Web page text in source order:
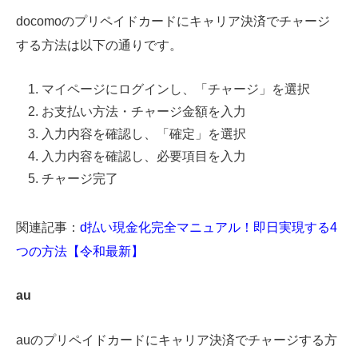
docomoのプリペイドカードにキャリア決済でチャージ
する方法は以下の通りです。
マイページにログインし、「チャージ」を選択
お支払い方法・チャージ金額を入力
入力内容を確認し、「確定」を選択
入力内容を確認し、必要項目を入力
チャージ完了
関連記事： d払い現金化完全マニュアル！即日実現する4
つの方法【令和最新】
au
auのプリペイドカードにキャリア決済でチャージする方